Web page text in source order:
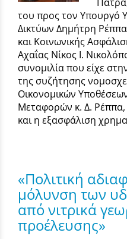
του προς τον Υπουργό
Δικτύων Δημήτρη
και Κοινωνικής
Αχαΐας Νίκος Ι.
συνομιλία που είχε
της συζήτησης
Οικονομικών
Μεταφορών κ. Δ.
και η εξασφάλιση
«Πολιτική
μόλυνση των
από νιτρικά
προέλευσης»